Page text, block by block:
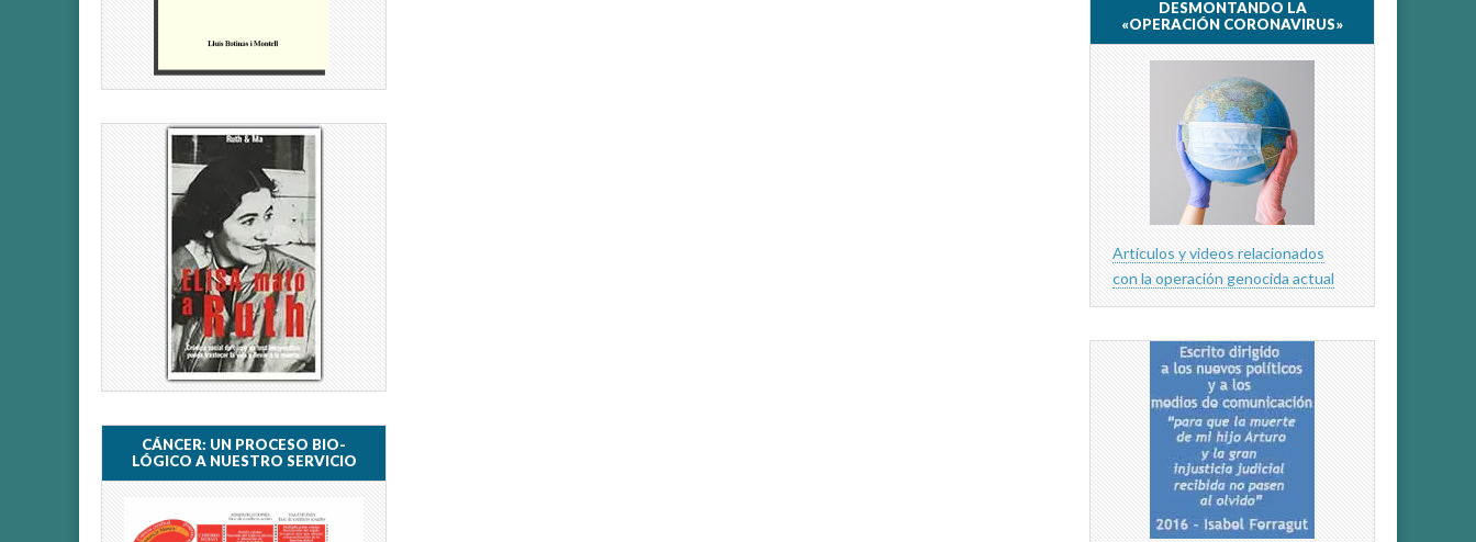
CÁNCER: UN PROCESO BIO-
LÓGICO A NUESTRO SERVICIO
DESMONTANDO LA
«OPERACIÓN CORONAVIRUS»
Artículos y videos relacionados
con la operación genocida actual